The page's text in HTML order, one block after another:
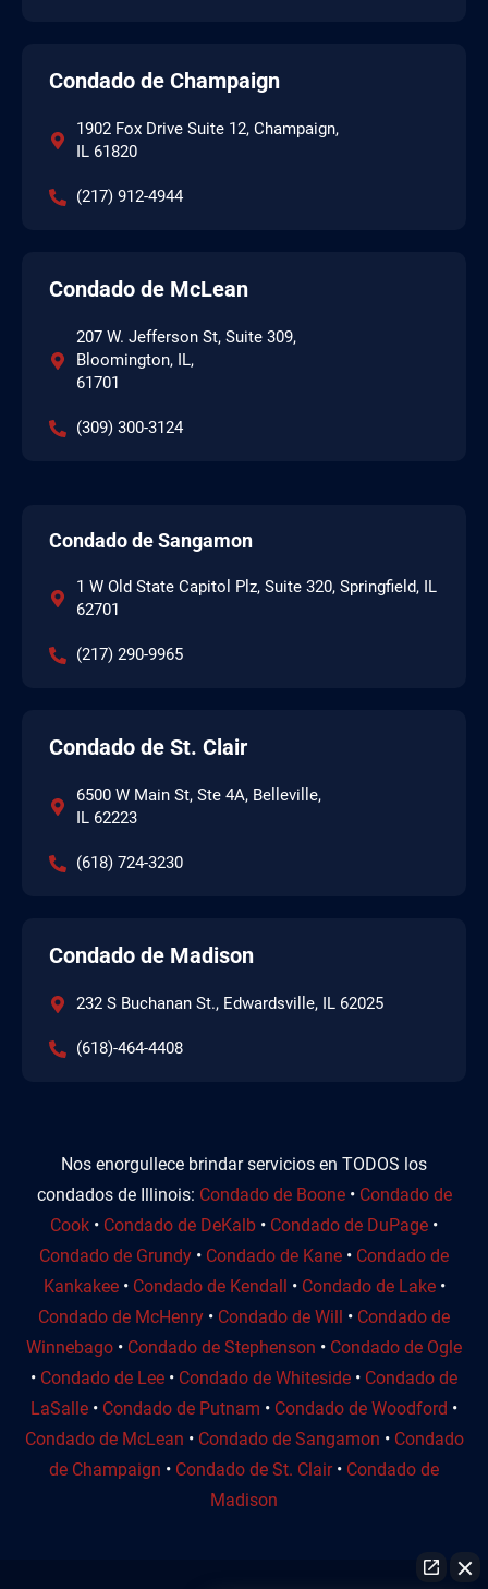
Condado de Champaign
1902 Fox Drive Suite 12, Champaign,
IL 61820
(217) 912-4944
Condado de McLean
207 W. Jefferson St, Suite 309,
Bloomington, IL,
61701
(309) 300-3124
Condado de Sangamon
1 W Old State Capitol Plz, Suite 320, Springfield, IL
62701
(217) 290-9965
Condado de St. Clair
6500 W Main St, Ste 4A, Belleville,
IL 62223
(618) 724-3230
Condado de Madison
232 S Buchanan St., Edwardsville, IL 62025
(618)-464-4408
Nos enorgullece brindar servicios en TODOS los
condados de Illinois: Condado de Boone• Condado de
Cook • Condado de DeKalb • Condado de DuPage •
Condado de Grundy • Condado de Kane • Condado de
Kankakee• Condado de Kendall • Condado de Lake•
Condado de McHenry • Condado de Will • Condado de
Winnebago • Condado de Stephenson • Condado de Ogle
• Condado de Lee • Condado de Whiteside • Condado de
LaSalle • Condado de Putnam • Condado de Woodford •
Condado de McLean • Condado de Sangamon • Condado
de Champaign • Condado de St. Clair• Condado de
Madison